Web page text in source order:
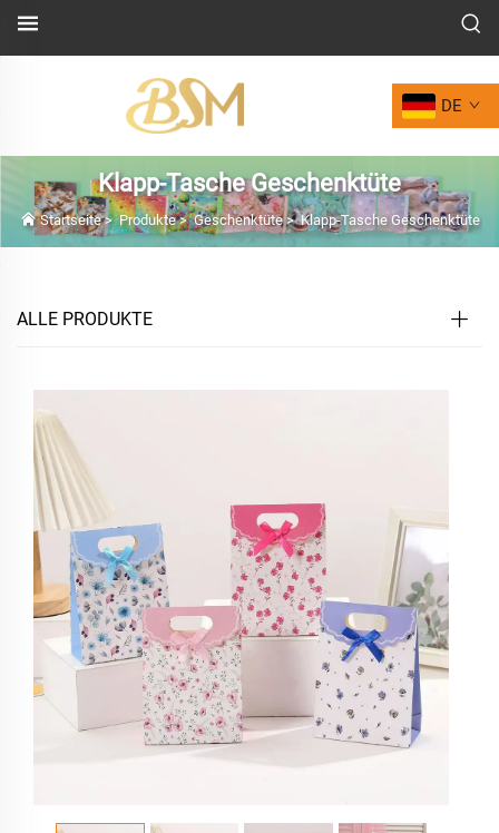
DE
Klapp-Tasche Geschenktüte
Startseite>Produkte>Geschenktüte>Klapp-Tasche Geschenktüte
ALLE PRODUKTE